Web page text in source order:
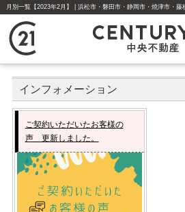
インフォメーション
ご契約いただいたお客様の
声 更新しました。